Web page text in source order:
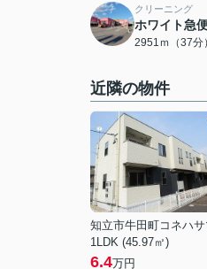
クリーニング
ホワイト急
2951ｍ（37分）
近隣の物件
知立市牛田町コネハサ
1LDK (45.97㎡)
6.4万円